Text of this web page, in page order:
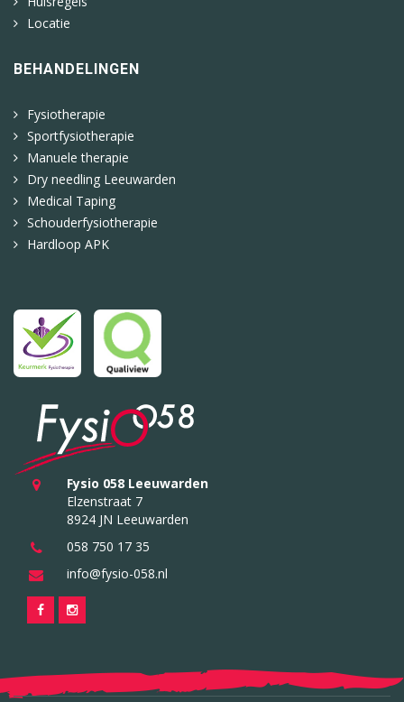
Locatie
BEHANDELINGEN
Fysiotherapie
Sportfysiotherapie
Manuele therapie
Dry needling Leeuwarden
Medical Taping
Schouderfysiotherapie
Hardloop APK
Fysio 058 Leeuwarden
Elzenstraat 7
8924 JN Leeuwarden
058 750 17 35
info@fysio-058.nl